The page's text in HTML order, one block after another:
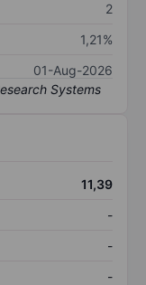
2
1,21%
01-Aug-2026
11,39
-
-
-